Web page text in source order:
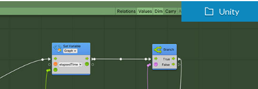
Unity